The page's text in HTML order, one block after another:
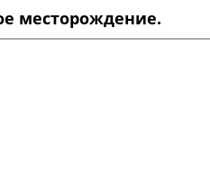
месторождение.